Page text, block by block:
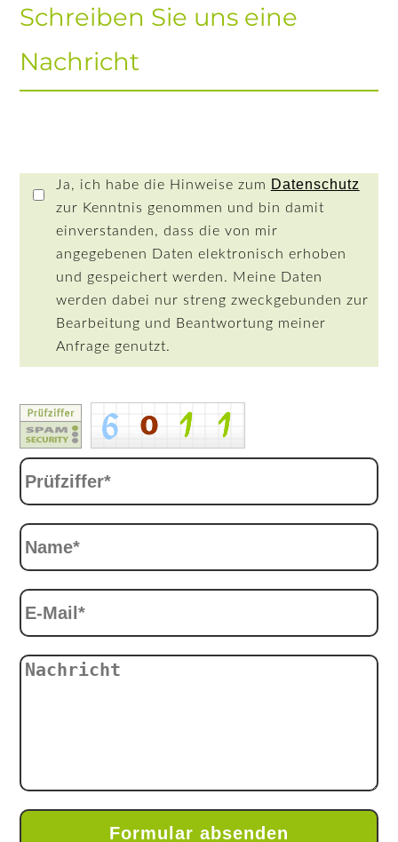
Schreiben Sie uns eine
Nachricht
Ja, ich habe die Hinweise zum Datenschutz
zur Kenntnis genommen und bin damit
einverstanden, dass die von mir
angegebenen Daten elektronisch erhoben
und gespeichert werden. Meine Daten
werden dabei nur streng zweckgebunden zur
Bearbeitung und Beantwortung meiner
Anfrage genutzt.
Formular absenden